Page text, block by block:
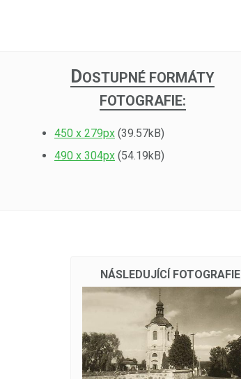
DOSTUPNÉ FORMÁTY
FOTOGRAFIE:
450 x 279px (39.57kB)
490 x 304px (54.19kB)
NÁSLEDUJÍCÍ FOTOGRAFIE